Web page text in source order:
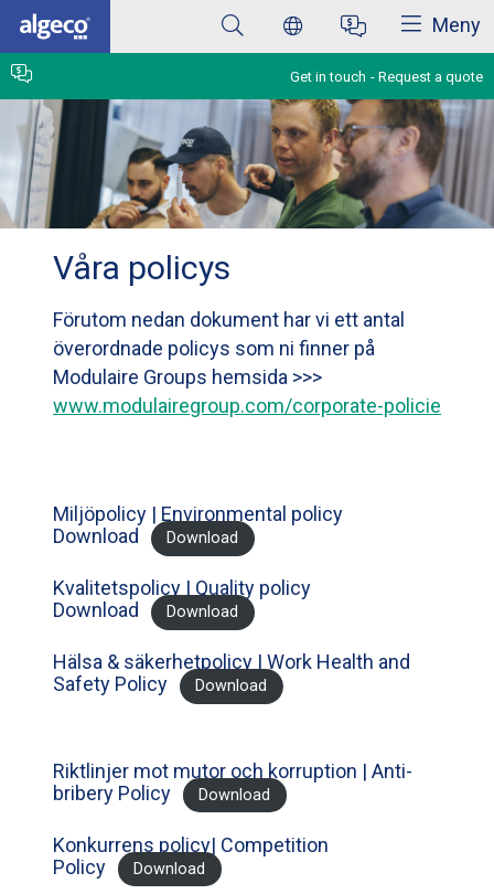
Skip
main
content
Meny
Get in touch Request a quote
Våra policys
Förutom nedan dokument har vi ett antal
överordnade policys som ni finner på
Modulaire Groups hemsida >>>
www.modulairegroup.com/corporate-policie
Miljöpolicy | Environmental policy
Download
Download
Kvalitetspolicy | Quality policy
Download
Download
Hälsa & säkerhetpolicy | Work Health and
Safety Policy
Download
Riktlinjer mot mutor och korruption | Anti-
bribery Policy
Download
Konkurrens policy| Competition
Policy
Download